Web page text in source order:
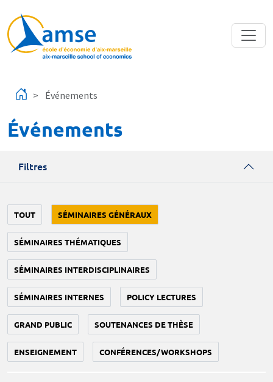
Événements
Événements
Filtres
TOUT SÉMINAIRES GÉNÉRAUX
SÉMINAIRES THÉMATIQUES
SÉMINAIRES INTERDISCIPLINAIRES
SÉMINAIRES INTERNES POLICY LECTURES
GRAND PUBLIC SOUTENANCES DE THÈSE
ENSEIGNEMENT CONFÉRENCES/WORKSHOPS